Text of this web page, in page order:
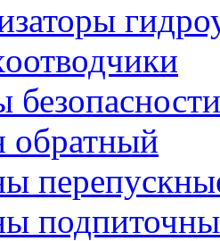
безопасности
обратный